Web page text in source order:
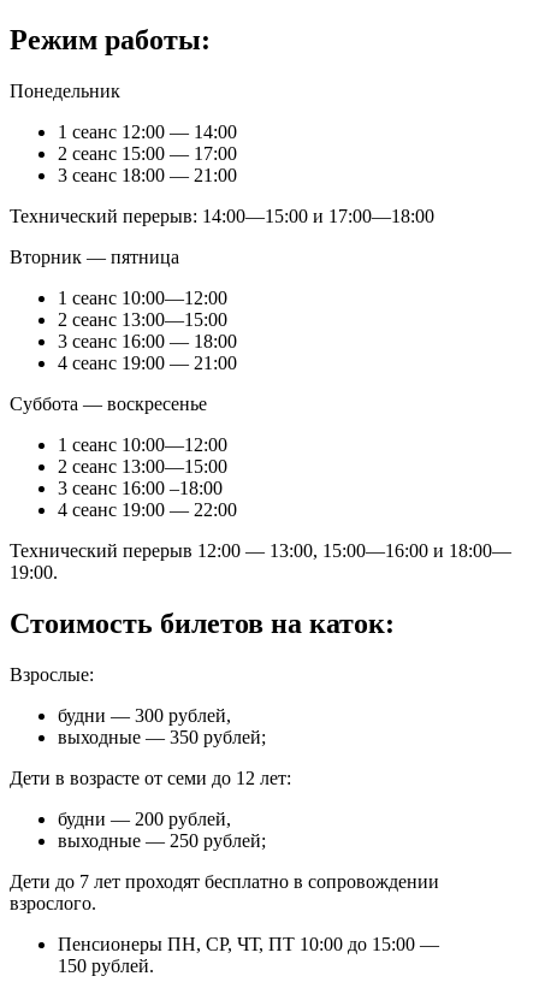
Режим работы:
Понедельник
1 сеанс 12:00 — 14:00
2 сеанс 15:00 — 17:00
3 сеанс 18:00 — 21:00
Технический перерыв: 14:00—15:00 и 17:00—18:00
Вторник — пятница
1 сеанс 10:00—12:00
2 сеанс 13:00—15:00
3 сеанс 16:00 — 18:00
4 сеанс 19:00 — 21:00
Суббота — воскресенье
1 сеанс 10:00—12:00
2 сеанс 13:00—15:00
3 сеанс 16:00 –18:00
4 сеанс 19:00 — 22:00
Технический перерыв 12:00 — 13:00, 15:00—16:00 и 18:00—
19:00.
Стоимость билетов на каток:
Взрослые:
будни — 300 рублей,
выходные — 350 рублей;
Дети в возрасте от семи до 12 лет:
будни — 200 рублей,
выходные — 250 рублей;
Дети до 7 лет проходят бесплатно в сопровождении
взрослого.
Пенсионеры ПН, СР, ЧТ, ПТ 10:00 до 15:00 —
150 рублей.